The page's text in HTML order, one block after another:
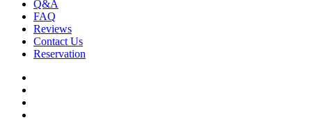
Q&A
FAQ
Reviews
Contact Us
Reservation